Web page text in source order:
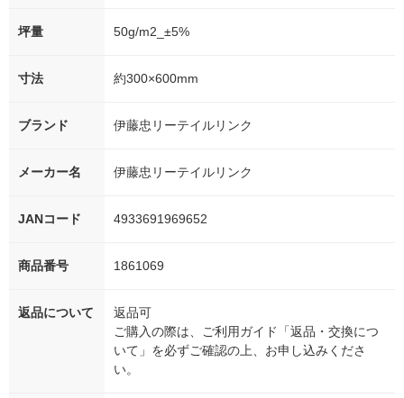
坪量 50g/m2_±5%
寸法 約300×600mm
ブランド 伊藤忠リーテイルリンク
メーカー名 伊藤忠リーテイルリンク
JANコード 4933691969652
商品番号 1861069
返品について
返品可
ご購入の際は、ご利用ガイド「返品・交換につ
いて」を必ずご確認の上、お申し込みくださ
い。